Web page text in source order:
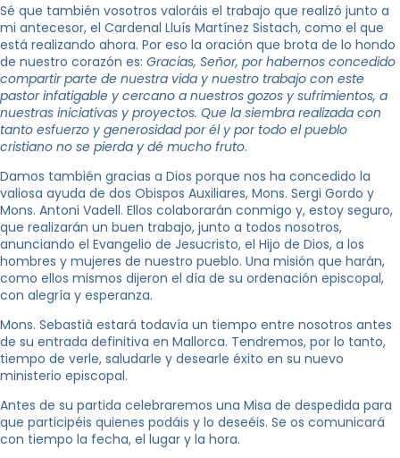
Sé que también vosotros valoráis el trabajo que realizó junto a
mi antecesor, el Cardenal Lluís Martínez Sistach, como el que
está realizando ahora. Por eso la oración que brota de lo hondo
de nuestro corazón es: Gracias, Señor, por habernos concedido
compartir parte de nuestra vida y nuestro trabajo con este
pastor infatigable y cercano a nuestros gozos y sufrimientos, a
nuestras iniciativas y proyectos. Que la siembra realizada con
tanto esfuerzo y generosidad por él y por todo el pueblo
cristiano no se pierda y dé mucho fruto.
Damos también gracias a Dios porque nos ha concedido la
valiosa ayuda de dos Obispos Auxiliares, Mons. Sergi Gordo y
Mons. Antoni Vadell. Ellos colaborarán conmigo y, estoy seguro,
que realizarán un buen trabajo, junto a todos nosotros,
anunciando el Evangelio de Jesucristo, el Hijo de Dios, a los
hombres y mujeres de nuestro pueblo. Una misión que harán,
como ellos mismos dijeron el día de su ordenación episcopal,
con alegría y esperanza.
Mons. Sebastià estará todavía un tiempo entre nosotros antes
de su entrada definitiva en Mallorca. Tendremos, por lo tanto,
tiempo de verle, saludarle y desearle éxito en su nuevo
ministerio episcopal.
Antes de su partida celebraremos una Misa de despedida para
que participéis quienes podáis y lo deseéis. Se os comunicará
con tiempo la fecha, el lugar y la hora.